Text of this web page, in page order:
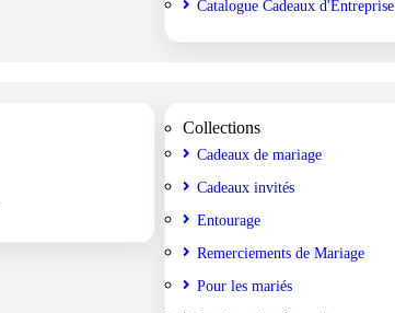
Catalogue Cadeaux d'Entreprise
Collections
Cadeaux de mariage
Cadeaux invités
Entourage
Remerciements de Mariage
Pour les mariés